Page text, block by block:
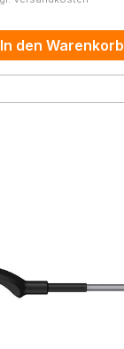
In den Warenkorb